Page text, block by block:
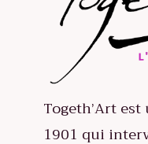
Togeth’Art
1901 qui